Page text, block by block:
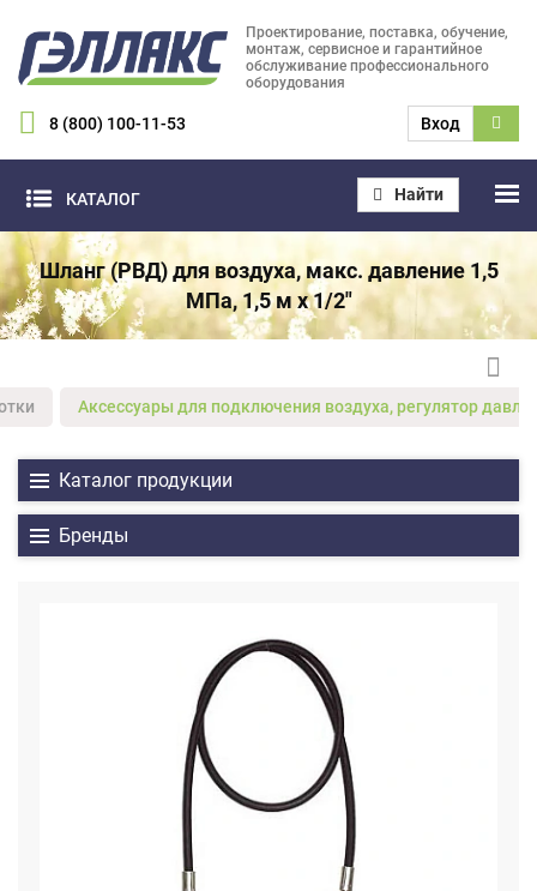
Проектирование, поставка, обучение,
монтаж, сервисное и гарантийное
обслуживание профессионального
оборудования
8 (800) 100-11-53 Вход
КАТАЛОГ Найти
Шланг (РВД) для воздуха, макс. давление 1,5
МПа, 1,5 м х 1/2"
Аксессуары для подключения воздуха, регулятор
Каталог продукции
Бренды